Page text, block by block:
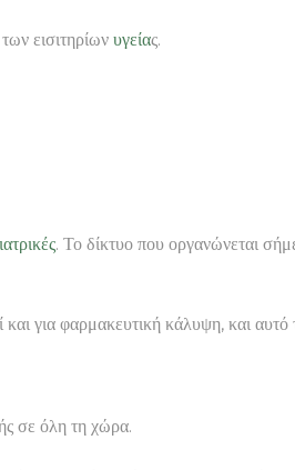
εισιτηρίων υγείας.
ιατρικές. Το δίκτυο που οργανώνεται
και για φαρμακευτική κάλυψη, και αυτό
σε όλη τη χώρα.